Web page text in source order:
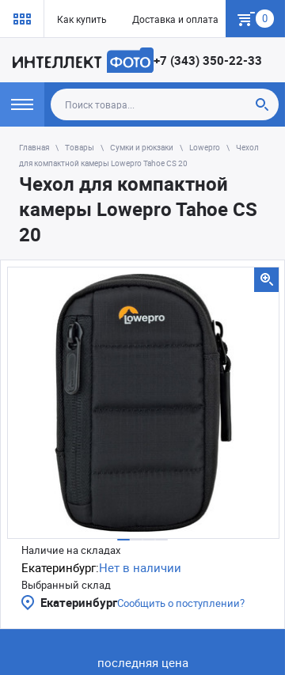
Как купить Доставка и оплата Гарантия
0
+7 (343) 350-22-33
Главная Товары Сумки и рюкзаки Lowepro
Чехол
для компактной камеры Lowepro Tahoe CS 20
Чехол для компактной
камеры Lowepro Tahoe CS
20
Наличие на складах
Екатеринбург:Нет в наличии
Выбранный склад
ЕкатеринбургСообщить о поступлении?
последняя цена